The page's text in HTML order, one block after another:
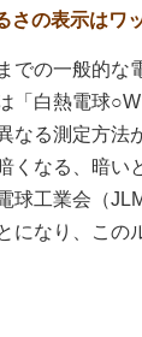
さの表示はワ
での一般的な
「白熱電球
なる測定方法
くなる、暗い
球工業会（
になり、この